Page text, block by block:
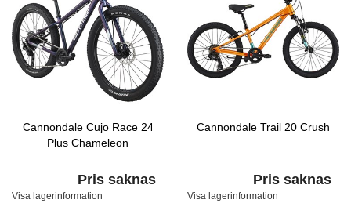
Cannondale Cujo Race 24
Plus Chameleon
Pris saknas
Visa lagerinformation
Cannondale Trail 20 Crush
Pris saknas
Visa lagerinformation